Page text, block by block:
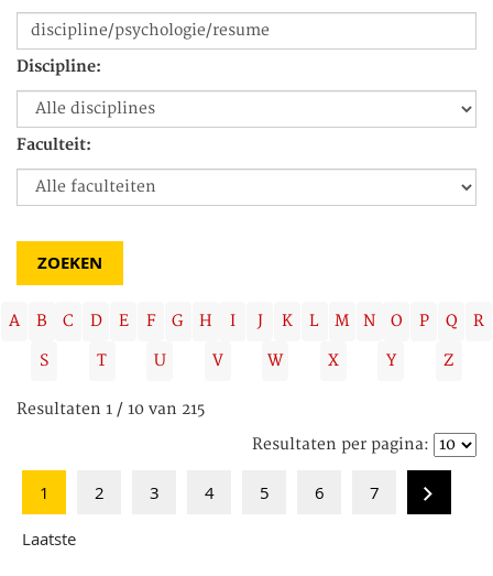
Discipline:
Faculteit:
A B C D E F G H I J K L M N O P Q
R
S
T U V W X Y Z
Resultaten 1 / 10 van 215
Resultaten per pagina:
1 2 3 4 5 6 7
Laatste